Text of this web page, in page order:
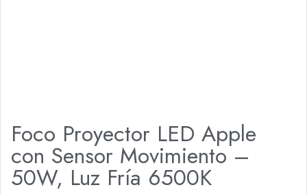
Foco Proyector LED Apple
con Sensor Movimiento –
50W, Luz Fría 6500K